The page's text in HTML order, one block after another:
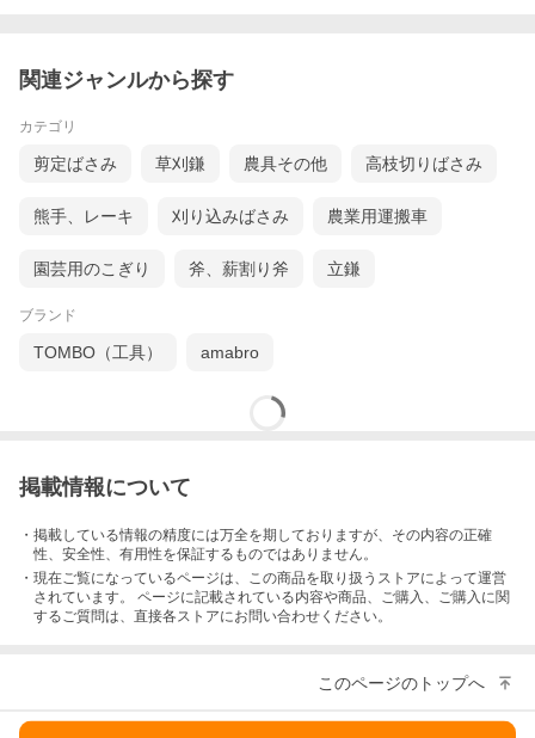
関連ジャンルから探す
カテゴリ
剪定ばさみ 草刈鎌 農具その他 高枝切りばさみ
熊手、レーキ 刈り込みばさみ 農業用運搬車
園芸用のこぎり 斧、薪割り斧 立鎌
ブランド
TOMBO（工具） amabro
掲載情報について
・掲載している情報の精度には万全を期しておりますが、その内容の正確
性、安全性、有用性を保証するものではありません。
・現在ご覧になっているページは、この商品を取り扱うストアによって運営
されています。 ページに記載されている内容や商品、ご購入 、ご購入に関
するご質問は、直接各ストアにお問い合わせください。
このページのトップへ